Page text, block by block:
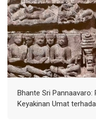
Bhante Sri
Keyakinan Umat